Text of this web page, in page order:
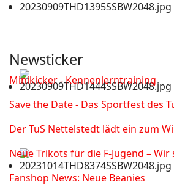
Newsticker
Minikicker - Kennenlerntraining
Save the Date - Das Sportfest des
Der TuS Nettelstedt lädt ein zum
Neue Trikots für die F-Jugend – Wir
Fanshop News: Neue Beanies